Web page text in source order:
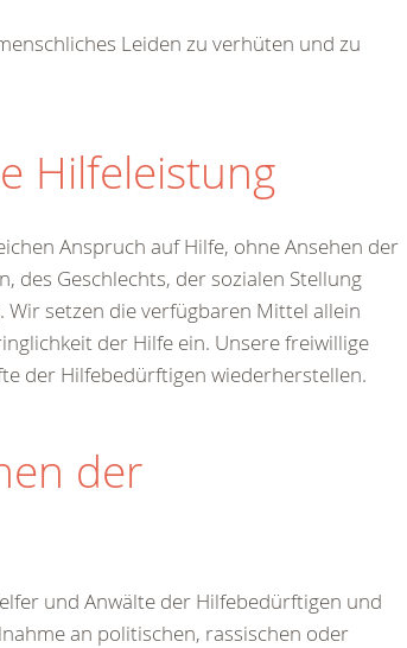
Leiden zu verhüten und zu
Hilfeleistung
Anspruch auf Hilfe, ohne Ansehen der
des Geschlechts, der sozialen Stellung
setzen die verfügbaren Mittel allein
der Hilfe ein. Unsere freiwillige
der Hilfebedürftigen wiederherstellen.
der
und Anwälte der Hilfebedürftigen und
an politischen, rassischen oder